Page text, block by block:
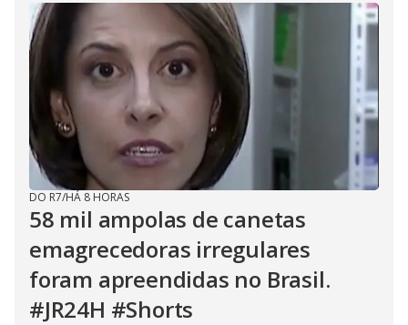
DO R7/HÁ 8 HORAS
58 mil ampolas de canetas
emagrecedoras irregulares
foram apreendidas no Brasil.
#JR24H #Shorts